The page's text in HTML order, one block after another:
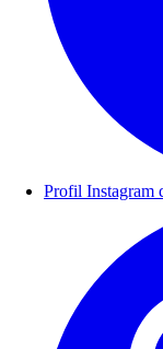
Profil Instagram